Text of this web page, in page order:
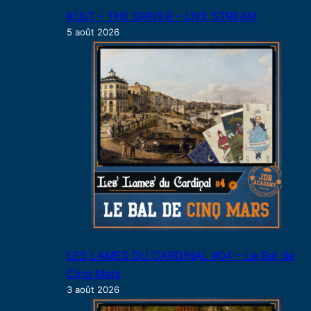
KULT – THE DRIVER – LIVE STREAM
5 août 2026
LES LAMES DU CARDINAL #04 – Le Bal de
Cinq Mars
3 août 2026